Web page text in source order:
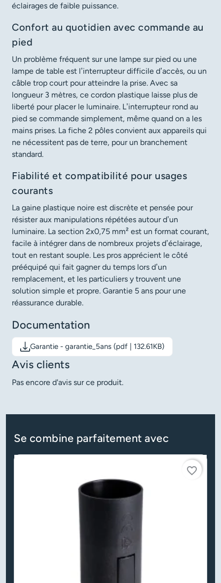
éclairages de faible puissance.
Confort au quotidien avec commande au
pied
Un problème fréquent sur une lampe sur pied ou une
lampe de table est l’interrupteur difficile d’accès, ou un
câble trop court pour atteindre la prise. Avec sa
longueur 3 mètres, ce cordon plastique laisse plus de
liberté pour placer le luminaire. L’interrupteur rond au
pied se commande simplement, même quand on a les
mains prises. La fiche 2 pôles convient aux appareils qui
ne nécessitent pas de terre, pour un branchement
standard.
Fiabilité et compatibilité pour usages
courants
La gaine plastique noire est discrète et pensée pour
résister aux manipulations répétées autour d’un
luminaire. La section 2x0,75 mm² est un format courant,
facile à intégrer dans de nombreux projets d’éclairage,
tout en restant souple. Les pros apprécient le côté
prééquipé qui fait gagner du temps lors d’un
remplacement, et les particuliers y trouvent une
solution simple et propre. Garantie 5 ans pour une
réassurance durable.
Documentation
Garantie - garantie_5ans (pdf | 132.61KB)
Télécharger le document: Garantie - garantie_5ans
Avis clients
Pas encore d'avis sur ce produit.
Se combine parfaitement avec
favorite_border